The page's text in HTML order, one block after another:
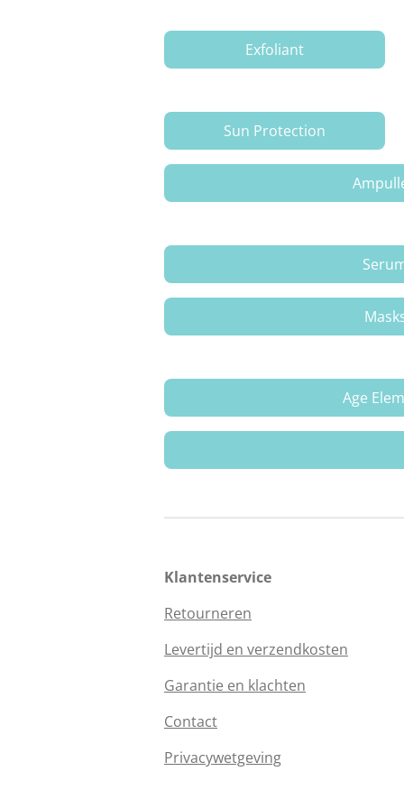
Exfoliant
Sun Protection
Age
Klantenservice
Retourneren
Levertijd en verzendkosten
Garantie en klachten
Contact
Privacywetgeving